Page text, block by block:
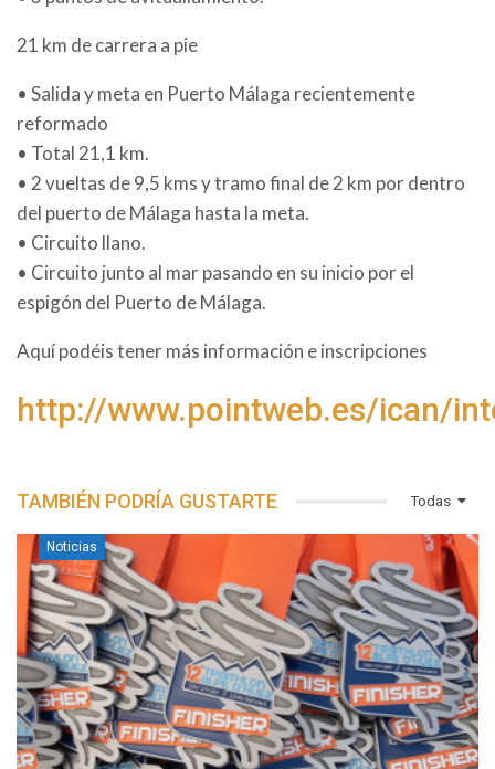
21 km de carrera a pie
• Salida y meta en Puerto Málaga recientemente
reformado
• Total 21,1 km.
• 2 vueltas de 9,5 kms y tramo final de 2 km por dentro
del puerto de Málaga hasta la meta.
• Circuito llano.
• Circuito junto al mar pasando en su inicio por el
espigón del Puerto de Málaga.
Aquí podéis tener más información e inscripciones
http://www.pointweb.es/ican/
Todas
TAMBIÉN PODRÍA GUSTARTE
Noticias